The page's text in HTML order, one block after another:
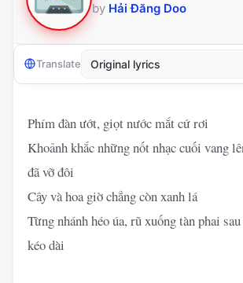
by Hải Đăng Doo
Translate
Phím đàn ướt, giọt nước mắt cứ rơi
Khoảnh khắc những nốt nhạc cuối vang
đã vỡ đôi
Cây và hoa giờ chẳng còn xanh lá
Từng nhánh héo úa, rũ xuống tàn phai
kéo dài